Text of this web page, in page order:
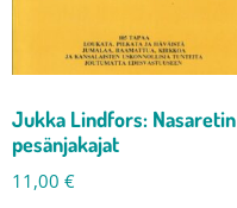
Jukka Lindfors: Nasaretin
pesänjakajat
11,00 €